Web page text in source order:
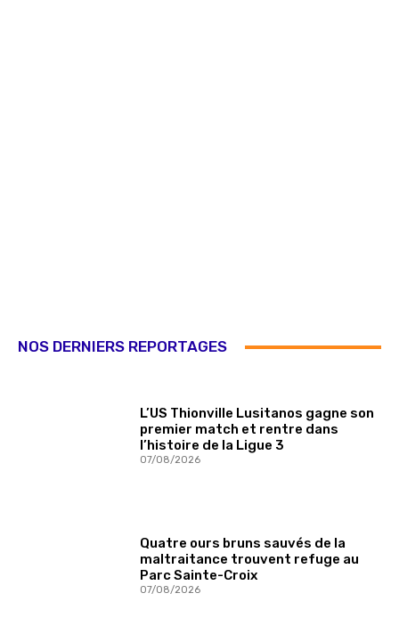
NOS DERNIERS REPORTAGES
L’US Thionville Lusitanos gagne son
premier match et rentre dans
l’histoire de la Ligue 3
07/08/2026
Quatre ours bruns sauvés de la
maltraitance trouvent refuge au
Parc Sainte-Croix
07/08/2026